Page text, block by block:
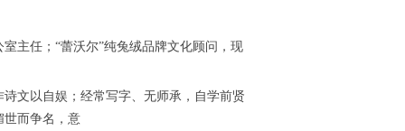
主任； “蕾沃尔”纯兔绒品牌文化顾问，现
文以自娱；经常写字、无师承，自学前贤
世而争名，意